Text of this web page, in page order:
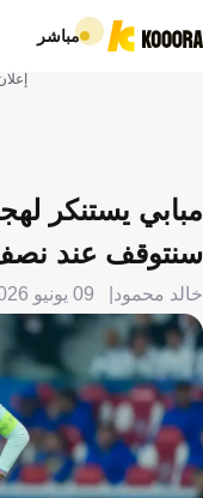
مباشر
مبابي يستنكر
سنتوقف عند نصف
خالد محمود 09 يونيو 2026